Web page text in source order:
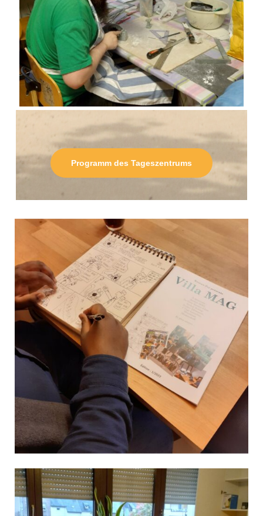
Programm des Tageszentrums